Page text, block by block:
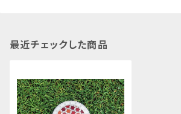
最近チェックした商品